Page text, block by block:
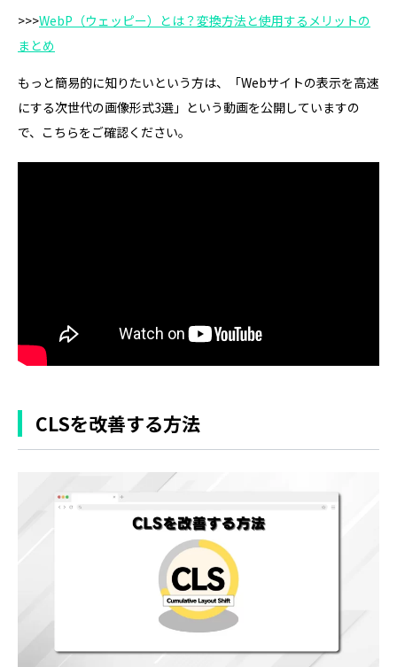
>>>WebP（ウェッピー）とは？変換方法と使用するメリットの
まとめ
もっと簡易的に知りたいという方は、「Webサイトの表示を高速
にする次世代の画像形式3選」という動画を公開していますの
で、こちらをご確認ください。
CLSを改善する方法